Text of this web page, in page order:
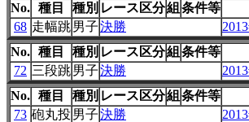
No. 種目 種別 レース区分組 条件等
68 走幅跳男子決勝
No. 種目 種別 レース区分組 条件等
72 三段跳男子決勝
No. 種目 種別 レース区分組 条件等
73 砲丸投 男子決勝